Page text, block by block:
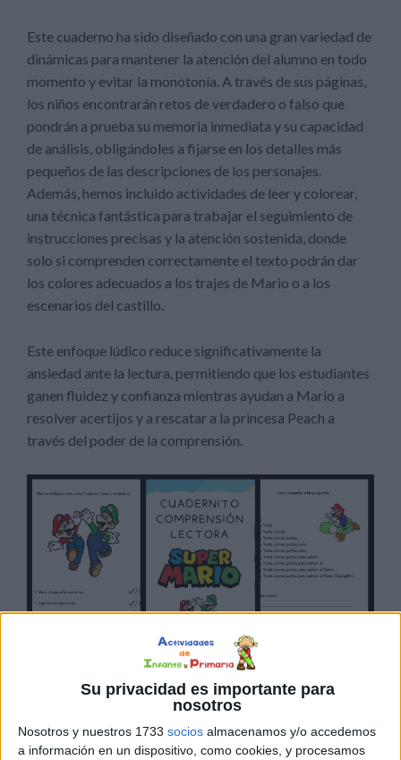
Su privacidad es importante para
nosotros
Nosotros y nuestros 1733 socios almacenamos y/o accedemos
a información en un dispositivo, como cookies, y procesamos
Este cuaderno ha sido diseñado con una gran variedad de
dinámicas para mantener la atención del alumno en todo
momento y evitar la monotonía. A través de sus páginas,
los niños encontrarán retos de verdadero o falso que
pondrán a prueba su memoria inmediata y su capacidad
de análisis, obligándoles a fijarse en los detalles más
pequeños de las descripciones de los personajes.
Además, hemos incluido actividades de leer y colorear,
una técnica fantástica para trabajar el seguimiento de
instrucciones precisas y la atención sostenida, donde
solo si comprenden correctamente el texto podrán dar
los colores adecuados a los trajes de Mario o a los
escenarios del castillo.
Este enfoque lúdico reduce significativamente la
ansiedad ante la lectura, permitiendo que los estudiantes
ganen fluidez y confianza mientras ayudan a Mario a
resolver acertijos y a rescatar a la princesa Peach a
través del poder de la comprensión.
DESCARGAR EN PDF